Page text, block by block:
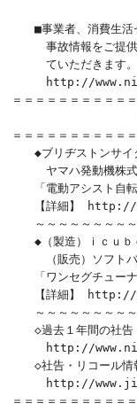
■事業者、消費生活
事故情報をご提供く
ていただきます。
http://
＝＝＝＝＝＝＝＝＝＝
３．社告・
＝＝＝＝＝＝＝＝＝＝
◆ブリヂストンサイ
ヤマハ発動機株式
「電動アシスト自転
【詳細】 http://
～～～～～～～～～
◆（製造）ｉｃｕｂ
（販売）ソフトバ
「ワンセグチューナ
【詳細】 http://
～～～～～～～～～
◇過去１年間の社告
http://
◇社告・リコール情
http://
＝＝＝＝＝＝＝＝＝＝